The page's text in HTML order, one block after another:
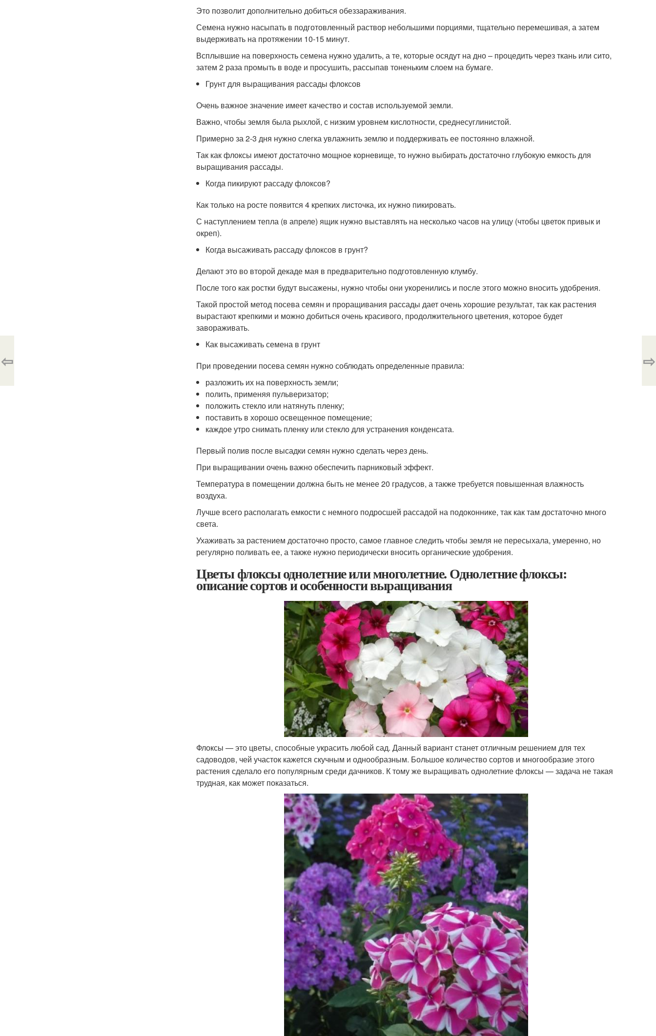
Это позволит дополнительно добиться обеззараживания.
Семена нужно насыпать в подготовленный раствор небольшими порциями, тщательно перемешивая, а затем
выдерживать на протяжении 10-15 минут.
Всплывшие на поверхность семена нужно удалить, а те, которые осядут на дно – процедить через ткань или сито,
затем 2 раза промыть в воде и просушить, рассыпав тоненьким слоем на бумаге.
Грунт для выращивания рассады флоксов
Очень важное значение имеет качество и состав используемой земли.
Важно, чтобы земля была рыхлой, с низким уровнем кислотности, среднесуглинистой.
Примерно за 2-3 дня нужно слегка увлажнить землю и поддерживать ее постоянно влажной.
Так как флоксы имеют достаточно мощное корневище, то нужно выбирать достаточно глубокую емкость для
выращивания рассады.
Когда пикируют рассаду флоксов?
Как только на росте появится 4 крепких листочка, их нужно пикировать.
С наступлением тепла (в апреле) ящик нужно выставлять на несколько часов на улицу (чтобы цветок привык и
окреп).
Когда высаживать рассаду флоксов в грунт?
Делают это во второй декаде мая в предварительно подготовленную клумбу.
После того как ростки будут высажены, нужно чтобы они укоренились и после этого можно вносить удобрения.
Такой простой метод посева семян и проращивания рассады дает очень хорошие результат, так как растения
вырастают крепкими и можно добиться очень красивого, продолжительного цветения, которое будет
завораживать.
Как высаживать семена в грунт
При проведении посева семян нужно соблюдать определенные правила:
разложить их на поверхность земли;
полить, применяя пульверизатор;
положить стекло или натянуть пленку;
поставить в хорошо освещенное помещение;
каждое утро снимать пленку или стекло для устранения конденсата.
Первый полив после высадки семян нужно сделать через день.
При выращивании очень важно обеспечить парниковый эффект.
Температура в помещении должна быть не менее 20 градусов, а также требуется повышенная влажность
воздуха.
Лучше всего располагать емкости с немного подросшей рассадой на подоконнике, так как там достаточно много
света.
Ухаживать за растением достаточно просто, самое главное следить чтобы земля не пересыхала, умеренно, но
регулярно поливать ее, а также нужно периодически вносить органические удобрения.
Цветы флоксы однолетние или многолетние. Однолетние флоксы:
описание сортов и особенности выращивания
Флоксы — это цветы, способные украсить любой сад. Данный вариант станет отличным решением для тех
садоводов, чей участок кажется скучным и однообразным. Большое количество сортов и многообразие этого
растения сделало его популярным среди дачников. К тому же выращивать однолетние флоксы — задача не такая
трудная, как может показаться.
⇦ ⇨